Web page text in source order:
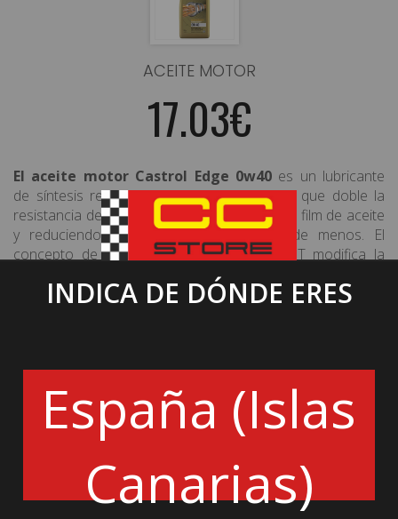
INDICA DE DÓNDE ERES
España (Islas
Canarias)
ACEITE MOTOR
17.03€
El aceite motor Castrol Edge 0w40es un lubricante
de síntesis reforzado porTITANIUM FSTque doble la
resistancia del film, limitando las rupturas del film de aceite
y reduciendo las fricciones hasta 15% de menos. El
concepto de los productos TITANIUM FST modifica la
estructura del lubricante cuando está sometido a las
presiones extremas.
plazo
- reducir la creación de depósitos para optimizar la
reactividad del motor
- dar un excelente nicel de protección en una amplia gama
- mantener un funcionamiento eficaz
Especificaciones: